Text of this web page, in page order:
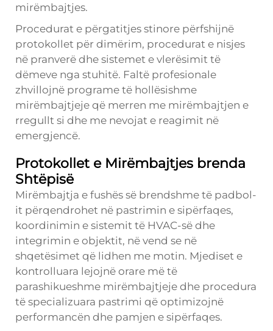
mirëmbajtjes.
Procedurat e përgatitjes stinore përfshijnë
protokollet për dimërim, procedurat e nisjes
në pranverë dhe sistemet e vlerësimit të
dëmeve nga stuhitë. Faltë profesionale
zhvillojnë programe të hollësishme
mirëmbajtjeje që merren me mirëmbajtjen e
rregullt si dhe me nevojat e reagimit në
emergjencë.
Protokollet e Mirëmbajtjes brenda
Shtëpisë
Mirëmbajtja e fushës së brendshme të padbol-
it përqendrohet në pastrimin e sipërfaqes,
koordinimin e sistemit të HVAC-së dhe
integrimin e objektit, në vend se në
shqetësimet që lidhen me motin. Mjediset e
kontrolluara lejojnë orare më të
parashikueshme mirëmbajtjeje dhe procedura
të specializuara pastrimi që optimizojnë
performancën dhe pamjen e sipërfaqes.